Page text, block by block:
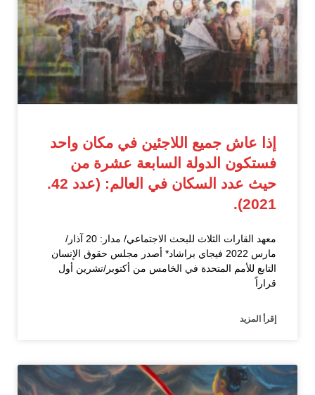
إذا عاش جميع اللاجئين في مكان واحد
فستكون الدولة السابعة عشرة من
حيث عدد السكان في العالم: (عدد 42.
2021).
معهد القارات الثلاث للبحث الاجتماعي/ مدار: 20 آذار/
مارس 2022 فيجاي براشاد* أصدر مجلس حقوق الإنسان
التابع للأمم المتحدة في الخامس من أكتوبر/تشرين أول
قراراً
إقرأ المزيد